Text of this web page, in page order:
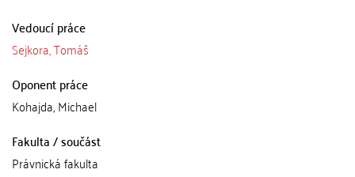
Vedoucí práce
Sejkora, Tomáš
Oponent práce
Kohajda, Michael
Fakulta / součást
Právnická fakulta